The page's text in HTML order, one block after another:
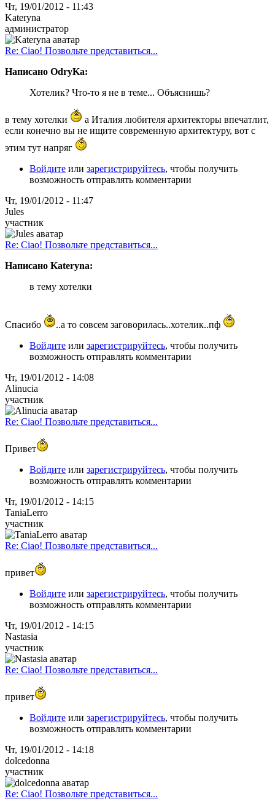
Чт, 19/01/2012 - 11:43
Kateryna
администратор
Re: Ciao! Позвольте представиться...
Написано OdryKa:
Хотелик? Что-то я не в теме... Объяснишь?
в тему хотелки
а Италия любителя архитекторы впечатлит,
если конечно вы не ищите современную архитектуру, вот с
этим тут напряг
Войдите или зарегистрируйтесь, чтобы получить
возможность отправлять комментарии
Чт, 19/01/2012 - 11:47
Jules
участник
Re: Ciao! Позвольте представиться...
Написано Kateryna:
в тему хотелки
Спасибо
..а то совсем заговорилась..хотелик..пф
Войдите или зарегистрируйтесь, чтобы получить
возможность отправлять комментарии
Чт, 19/01/2012 - 14:08
Alinucia
участник
Re: Ciao! Позвольте представиться...
Привет
Войдите или зарегистрируйтесь, чтобы получить
возможность отправлять комментарии
Чт, 19/01/2012 - 14:15
TaniaLerro
участник
Re: Ciao! Позвольте представиться...
привет
Войдите или зарегистрируйтесь, чтобы получить
возможность отправлять комментарии
Чт, 19/01/2012 - 14:15
Nastasia
участник
Re: Ciao! Позвольте представиться...
привет
Войдите или зарегистрируйтесь, чтобы получить
возможность отправлять комментарии
Чт, 19/01/2012 - 14:18
dolcedonna
участник
Re: Ciao! Позвольте представиться...